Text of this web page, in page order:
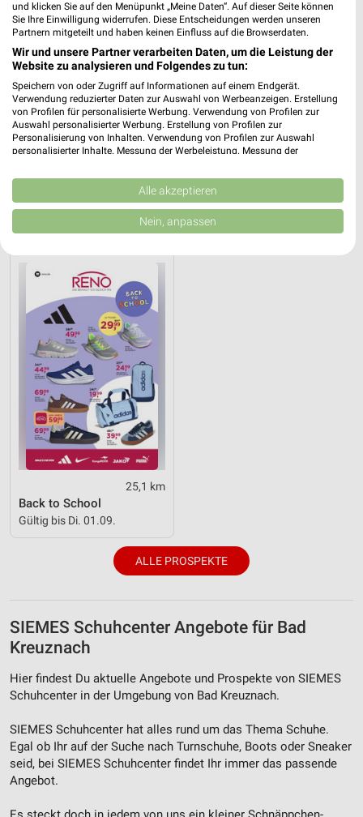
SIEMES Schuhcenter
Flörsheimer Str. 1
65479 Raunheim
444,17 km
Schuhe Angebote für Bad Kreuznach und
Umgebung
1 Prospekt
25,1 km
Back to School
Gültig bis Di. 01.09.
ALLE PROSPEKTE
SIEMES Schuhcenter Angebote für Bad
Kreuznach
Hier findest Du aktuelle Angebote und Prospekte von SIEMES
Schuhcenter in der Umgebung von Bad Kreuznach.
SIEMES Schuhcenter hat alles rund um das Thema Schuhe.
Egal ob Ihr auf der Suche nach Turnschuhe, Boots oder Sneaker
seid, bei SIEMES Schuhcenter findet Ihr immer das passende
Angebot.
und klicken Sie auf den Menüpunkt „Meine Daten“. Auf dieser Seite können
Sie Ihre Einwilligung widerrufen. Diese Entscheidungen werden unseren
Partnern mitgeteilt und haben keinen Einfluss auf die Browserdaten.
Wir und unsere Partner verarbeiten Daten, um die Leistung der
Website zu analysieren und Folgendes zu tun:
Speichern von oder Zugriff auf Informationen auf einem Endgerät.
Verwendung reduzierter Daten zur Auswahl von Werbeanzeigen. Erstellung
von Profilen für personalisierte Werbung. Verwendung von Profilen zur
Auswahl personalisierter Werbung. Erstellung von Profilen zur
Personalisierung von Inhalten. Verwendung von Profilen zur Auswahl
personalisierter Inhalte. Messung der Werbeleistung. Messung der
Kombinationen von Daten aus verschiedenen Quellen. Entwicklung und
Verbesserung der Angebote. Verwendung reduzierter Daten zur Auswahl
von Inhalten.
Daten können außerhalb der Europäischen Union weitergegeben und in die
Website/App.
Partnerliste anzeigen (1 IAB-Anbieter)
Wir nutzen Ihre Daten für folgende Zwecke:
IAB-Verarbeitungszwecke:
Speichern von oder Zugriff auf Informationen
auf einem Endgerät
Verwendung reduzierter Daten zur Auswahl von
Werbeanzeigen
Erstellung von Profilen für personalisierte
Werbung
Verwendung von Profilen zur Auswahl
personalisierter Werbung
Messung der Werbeleistung
Analyse von Zielgruppen durch Statistiken oder
Quellen
Entwicklung und Verbesserung der Angebote
Verwendung reduzierter Daten zur Auswahl von
Alle akzeptieren
Nein, anpassen